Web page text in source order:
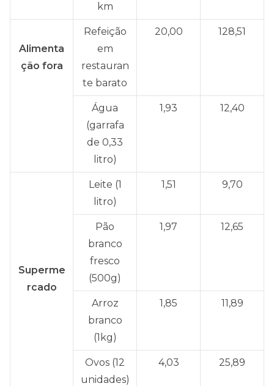
km
Alimenta
ção fora
Refeição
em
restauran
te barato
20,00 128,51
Água
(garrafa
de 0,33
litro)
1,93 12,40
Superme
rcado
Leite (1
litro)
1,51 9,70
Pão
branco
fresco
(500g)
1,97 12,65
Arroz
branco
(1kg)
1,85 11,89
Ovos (12
unidades)
4,03 25,89